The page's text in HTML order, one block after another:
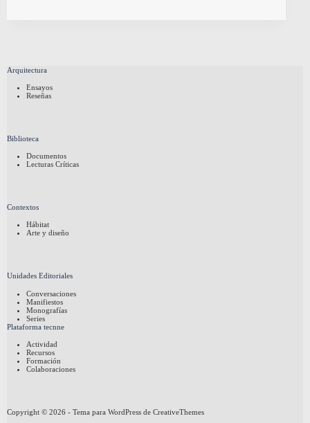
Arquitectura
Ensayos
Reseñas
Biblioteca
Documentos
Lecturas Críticas
Contextos
Hábitat
Arte y diseño
Unidades Editoriales
Conversaciones
Manifiestos
Monografías
Series
Plataforma tecnne
Actividad
Recursos
Formación
Colaboraciones
Copyright © 2026 - Tema para WordPress de CreativeThemes